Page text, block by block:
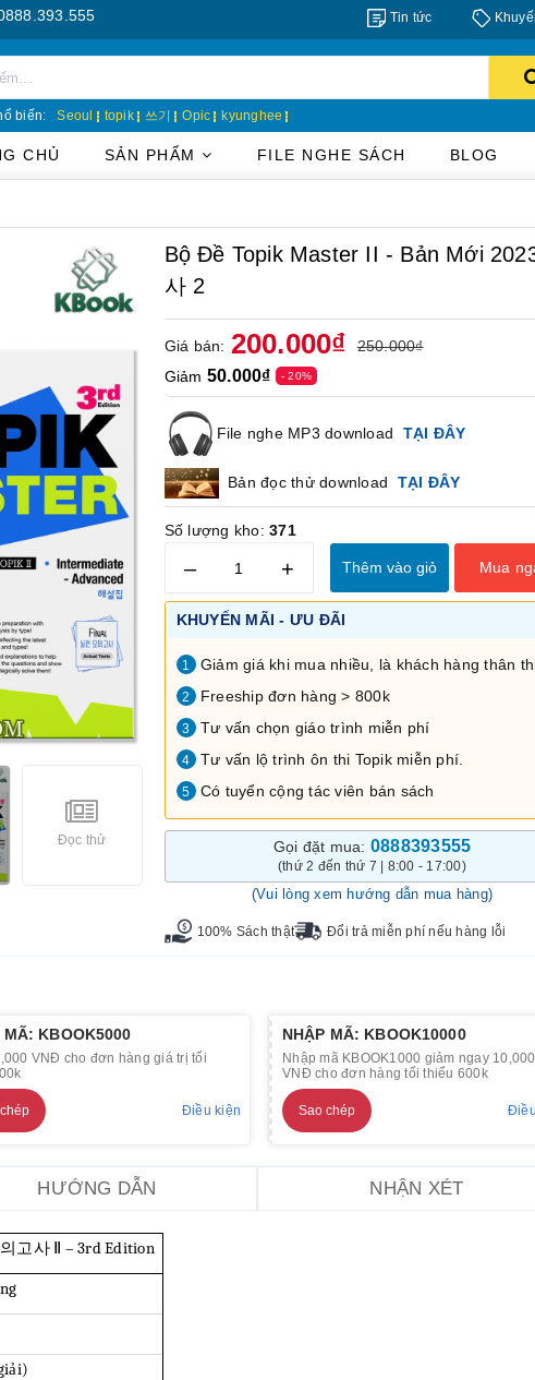
Tin tức
biến: Seoul topik 쓰기 Opic kyunghee
CHỦ SẢN PHẨM FILE NGHE SÁCH BLOG
Đọc thử
Bộ Đề Topik Master II - Bản Mới
사 2
Giá bán: 200.000₫
250.000₫
Giảm 50.000₫ - 20%
File nghe MP3 download TẠI ĐÂY
Bản đọc thử download TẠI ĐÂY
Số lượng kho:371
– + Thêm vào giỏ Mua
KHUYẾN MÃI - ƯU ĐÃI
1 Giảm giá khi mua nhiều, là khách hàng thân
2 Freeship đơn hàng > 800k
3 Tư vấn chọn giáo trình miễn phí
4 Tư vấn lộ trình ôn thi Topik miễn phí.
5 Có tuyển cộng tác viên bán sách
Gọi đặt mua: 0888393555
(thứ 2 đến thứ 7 | 8:00 - 17:00)
(Vui lòng xem hướng dẫn mua hàng)
100% Sách thật Đổi trả miễn phí nếu hàng lỗi
MÃ: KBOOK5000
VNĐ cho đơn hàng giá trị tối
Điều kiện
NHẬP MÃ: KBOOK10000
Nhập mã KBOOK1000 giảm ngay 10,000
VNĐ cho đơn hàng tối thiểu 600k
Sao chép
HƯỚNG DẪN NHẬN XÉT
고사 Ⅱ – 3rd Edition